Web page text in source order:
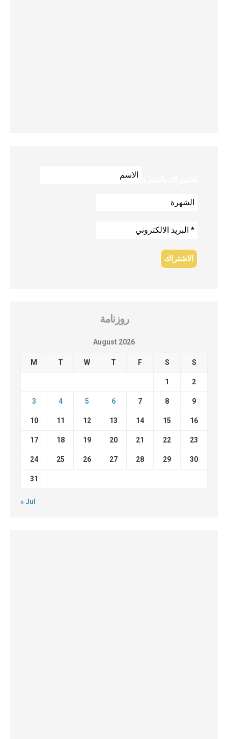
روزنامة
August 2026
M T W T F S S
1 2
3 4 5 6 7 8 9
10 11 12 13 14 15 16
17 18 19 20 21 22 23
24 25 26 27 28 29 30
31
« Jul